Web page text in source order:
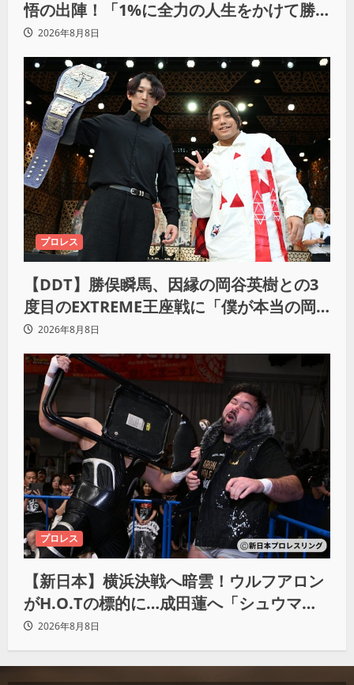
悟の出陣！「1%に全力の人生をかけて勝
ちにいきたい」
2026年8月8日
プロレス
【DDT】勝俣瞬馬、因縁の岡谷英樹との3
度目のEXTREME王座戦に「僕が本当の岡
谷英樹を引き出して獲りたい」
2026年8月8日
プロレス
【新日本】横浜決戦へ暗雲！ウルフアロン
がH.O.Tの標的に…成田蓮へ「シュウマイ
にしてやる」と怒り爆発
2026年8月8日